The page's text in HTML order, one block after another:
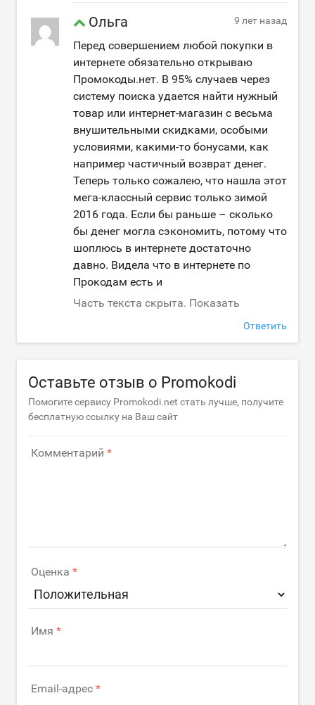
Ольга 9 лет назад
Перед совершением любой покупки в
интернете обязательно открываю
Промокоды.нет. В 95% случаев через
систему поиска удается найти нужный
товар или интернет-магазин с весьма
внушительными скидками, особыми
условиями, какими-то бонусами, как
например частичный возврат денег.
Теперь только сожалею, что нашла этот
мега-классный сервис только зимой
2016 года. Если бы раньше – сколько
бы денег могла сэкономить, потому что
шоплюсь в интернете достаточно
давно. Видела что в интернете по
Прокодам есть и
Часть текста скрыта. Показать
Ответить
Оставьте отзыв о Promokodi
Помогите сервису Promokodi.net стать лучше, получите
бесплатную ссылку на Ваш сайт
Комментарий
Оценка
Имя
Email-адрес